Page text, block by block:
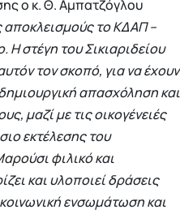
ο κ. Θ. Αμπατζόγλου
αποκλεισμούς το ΚΔΑΠ –
Η στέγη του Σικιαριδείου
τον σκοπό, για να έχουν
απασχόληση και
μαζί με τις οικογένειές
εκτέλεσης του
φιλικό και
και υλοποιεί δράσεις
ενσωμάτωση και